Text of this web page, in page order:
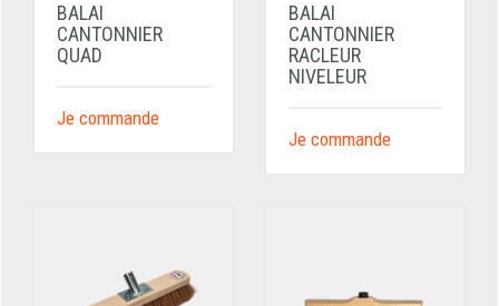
BALAI
CANTONNIER
QUAD
Je commande
BALAI
CANTONNIER
RACLEUR
NIVELEUR
Je commande